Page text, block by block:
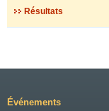
Résultats
Événements